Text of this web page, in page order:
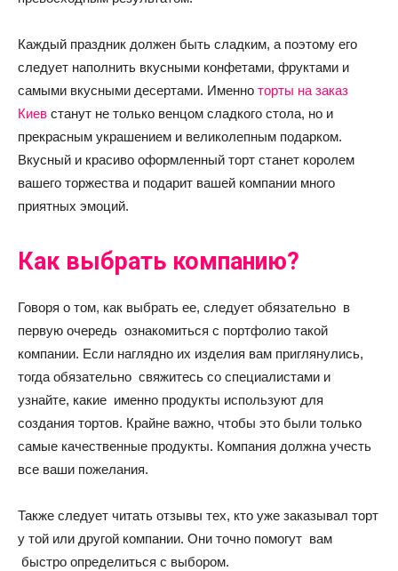
Каждый праздник должен быть сладким, а поэтому его
следует наполнить вкусными конфетами, фруктами и
самыми вкусными десертами. Именно торты на заказ
Киев станут не только венцом сладкого стола, но и
прекрасным украшением и великолепным подарком.
Вкусный и красиво оформленный торт станет королем
вашего торжества и подарит вашей компании много
приятных эмоций.
Как выбрать компанию?
Говоря о том, как выбрать ее, следует обязательно в
первую очередь ознакомиться с портфолио такой
компании. Если наглядно их изделия вам приглянулись,
тогда обязательно свяжитесь со специалистами и
узнайте, какие именно продукты используют для
создания тортов. Крайне важно, чтобы это были только
самые качественные продукты. Компания должна учесть
все ваши пожелания.
Также следует читать отзывы тех, кто уже заказывал торт
у той или другой компании. Они точно помогут вам
быстро определиться с выбором.